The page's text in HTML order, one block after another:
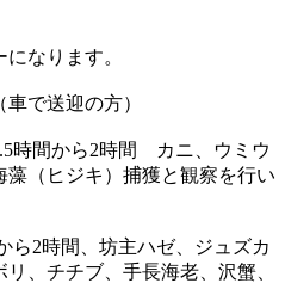
なります。
で送迎の方）
時間から2時間 カニ、ウミウ
（ヒジキ）捕獲と観察を行い
ら2時間、坊主ハゼ、ジュズカ
、チチブ、手長海老、沢蟹、